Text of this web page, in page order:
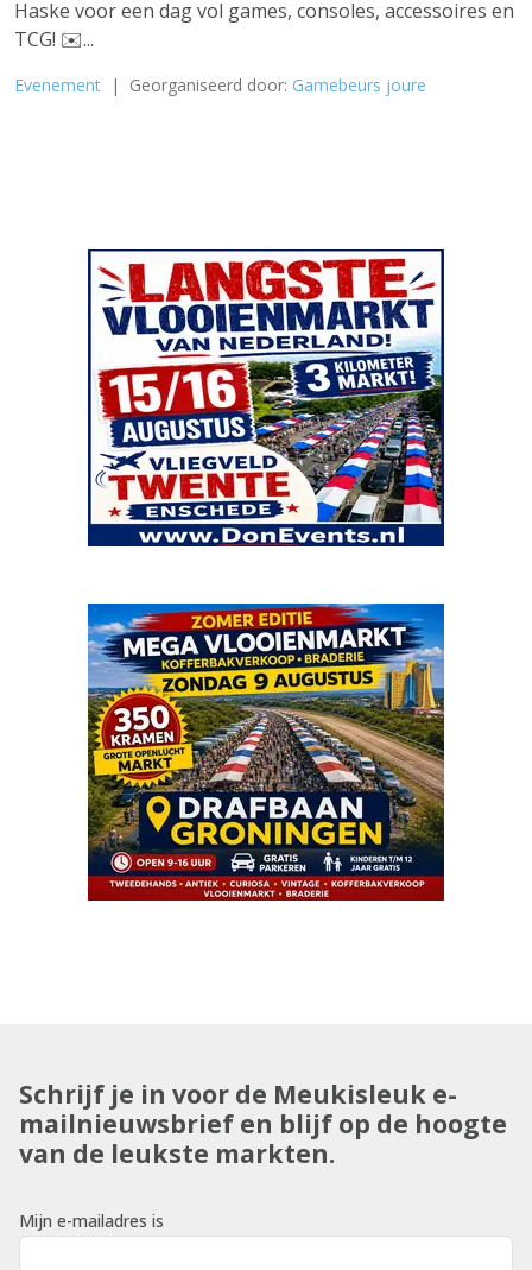
Haske voor een dag vol games, consoles, accessoires en
TCG! ✉️...
Evenement | Georganiseerd door: Gamebeurs joure
Schrijf je in voor de Meukisleuk e-
mailnieuwsbrief en blijf op de hoogte
van de leukste markten.
Mijn e-mailadres is